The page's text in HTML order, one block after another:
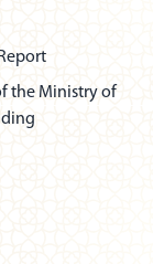
sekmede açılır)
açılır)
açılır)
the Ministry of